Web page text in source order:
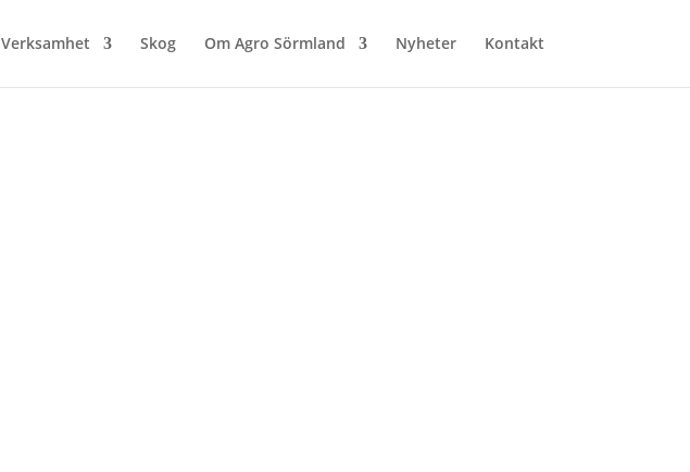
Verksamhet Skog Om Agro Sörmland Nyheter Kontakt